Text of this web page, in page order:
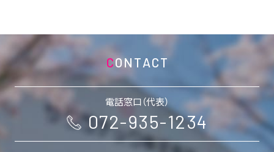
CONTACT
電話窓口（代表）
072-935-1234